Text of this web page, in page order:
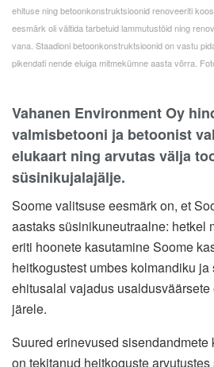
ehituse ning betoonkonstruktsioonid renoveeriti
eesmärk oli vältida tarbetuid lammutustöid ning
vana. Staadioni betoonkonstruktsioonid on vastu
pikendati nende eluiga mitmekümne aasta võrra.
Vahanen Environment Oy
valmisbetooni ja betoonist
elukaart ning arvutas välja
süsinikujalajälje.
Soome valitsuse eesmärk on, et
aastaks süsinikuneutraalne: hetkel
eriti hoonete kasutamine Soome
heitkogustest umbes kolmandiku
ehitusalal vajadus
järele.
Suured erinevused
on tekitanud heitkoguste